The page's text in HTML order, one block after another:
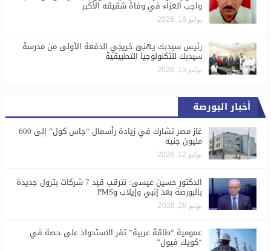
واجب العزاء في وفاة شقيقه الأكبر
يوليو 16, 2026
رئيس سيدبك يهنئ خريجي الدفعة الأولى من مدرسة
سيدبك للتكنولوجيا التطبيقية
يوليو 15, 2026
أخبار البورصة
غاز مصر تشارك في زيادة رأسمال “جاس كول” إلى 600
مليون جنيه
يوليو 12, 2026
الدكتور حسين عيسى: نترقب قيد 7 شركات بترول جديدة
بالبورصة بعد إنبي وإيلاب وPMS
يونيو 28, 2026
​عمومية “طاقة عربية” تقر الاستحواذ على حصة في
“كويك فيول”